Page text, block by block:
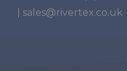
sales@rivertex.co.uk